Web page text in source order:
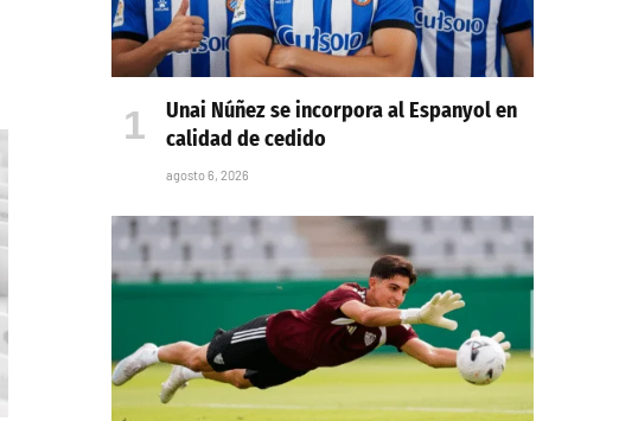
Unai Núñez se incorpora al Espanyol en
calidad de cedido
agosto 6, 2026